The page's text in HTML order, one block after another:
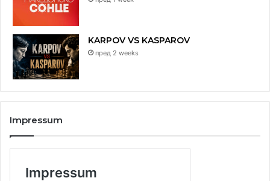
KARPOV VS KASPAROV
пред 2 weeks
Impressum